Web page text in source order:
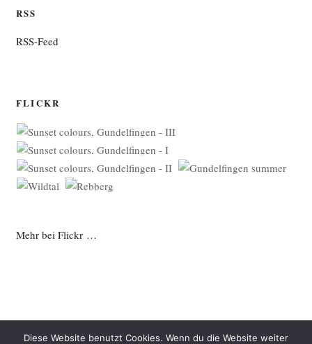
RSS
RSS-Feed
FLICKR
Mehr bei Flickr …
Diese Website benutzt Cookies. Wenn du die Website weiter